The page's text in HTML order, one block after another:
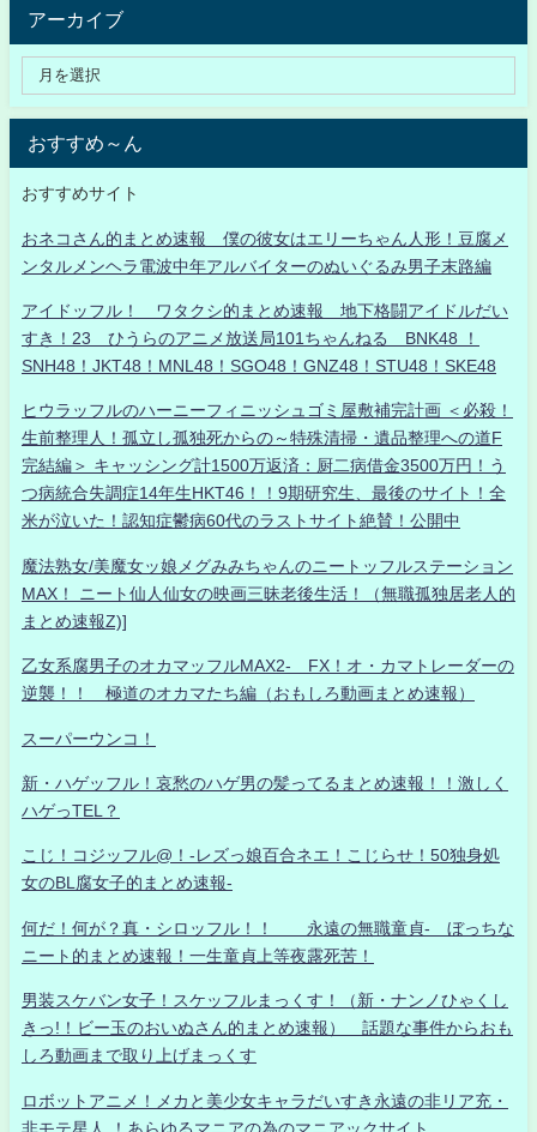
アーカイブ
おすすめ～ん
おすすめサイト
おネコさん的まとめ速報 僕の彼女はエリーちゃん人形！豆腐メ
ンタルメンヘラ電波中年アルバイターのぬいぐるみ男子末路編
アイドッフル！ ワタクシ的まとめ速報 地下格闘アイドルだい
すき！23 ひうらのアニメ放送局101ちゃんねる BNK48 ！
SNH48！JKT48！MNL48！SGO48！GNZ48！STU48！SKE48
ヒウラッフルのハーニーフィニッシュゴミ屋敷補完計画 ＜必殺！
生前整理人！孤立し孤独死からの～特殊清掃・遺品整理への道F
完結編＞ キャッシング計1500万返済：厨二病借金3500万円！う
つ病統合失調症14年生HKT46！！9期研究生、最後のサイト！全
米が泣いた！認知症鬱病60代のラストサイト絶賛！公開中
魔法熟女/美魔女ッ娘メグみみちゃんのニートッフルステーション
MAX！ ニート仙人仙女の映画三昧老後生活！（無職孤独居老人的
まとめ速報Z)]
乙女系腐男子のオカマッフルMAX2- FX！オ・カマトレーダーの
逆襲！！ 極道のオカマたち編（おもしろ動画まとめ速報）
スーパーウンコ！
新・ハゲッフル！哀愁のハゲ男の髪ってるまとめ速報！！激しく
ハゲっTEL？
こじ！コジッフル@！-レズっ娘百合ネエ！こじらせ！50独身処
女のBL腐女子的まとめ速報-
何だ！何が？真・シロッフル！！ 永遠の無職童貞- ぼっちな
ニート的まとめ速報！一生童貞上等夜露死苦！
男装スケバン女子！スケッフルまっくす！（新・ナンノひゃくし
きっ!！ビー玉のおいぬさん的まとめ速報） 話題な事件からおも
しろ動画まで取り上げまっくす
ロボットアニメ！メカと美少女キャラだいすき永遠の非リア充・
非モテ星人 ！あらゆるマニアの為のマニアックサイト